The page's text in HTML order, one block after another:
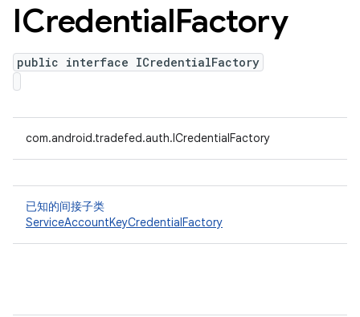
ICredentialFactory
public interface ICredentialFactory
com.android.tradefed.auth.ICredentialFactory
已知的间接子类
ServiceAccountKeyCredentialFactory